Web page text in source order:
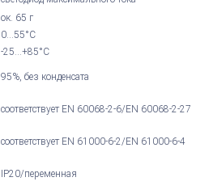
ок. 65 г
0...55°С
-25...+85°С
95%, без конденсата
соответствует EN 60068-2-6/EN 60068-2-27
соответствует EN 61000-6-2/EN 61000-6-4
IP20/переменная